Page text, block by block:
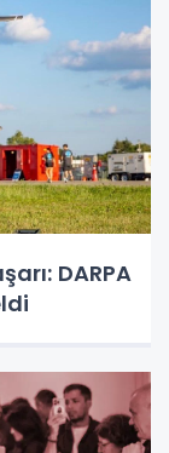
DARPA